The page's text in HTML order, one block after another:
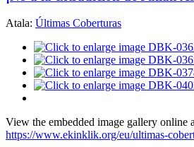
Atala: Últimas Coberturas
View the embedded image gallery online
https://www.ekinklik.org/eu/ultimas-